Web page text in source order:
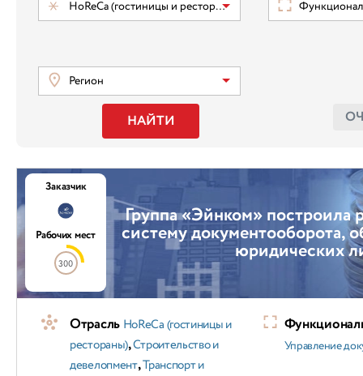
HoReCa (гостиницы и рестораны)
Регион
НАЙТИ
Группа «Эйнком» построила
систему документооборота,
юридических
Заказчик
Рабочих мест
300
Отрасль HoReCa (гостиницы и
рестораны),Строительство и
девелопмент,Транспорт и
Управление